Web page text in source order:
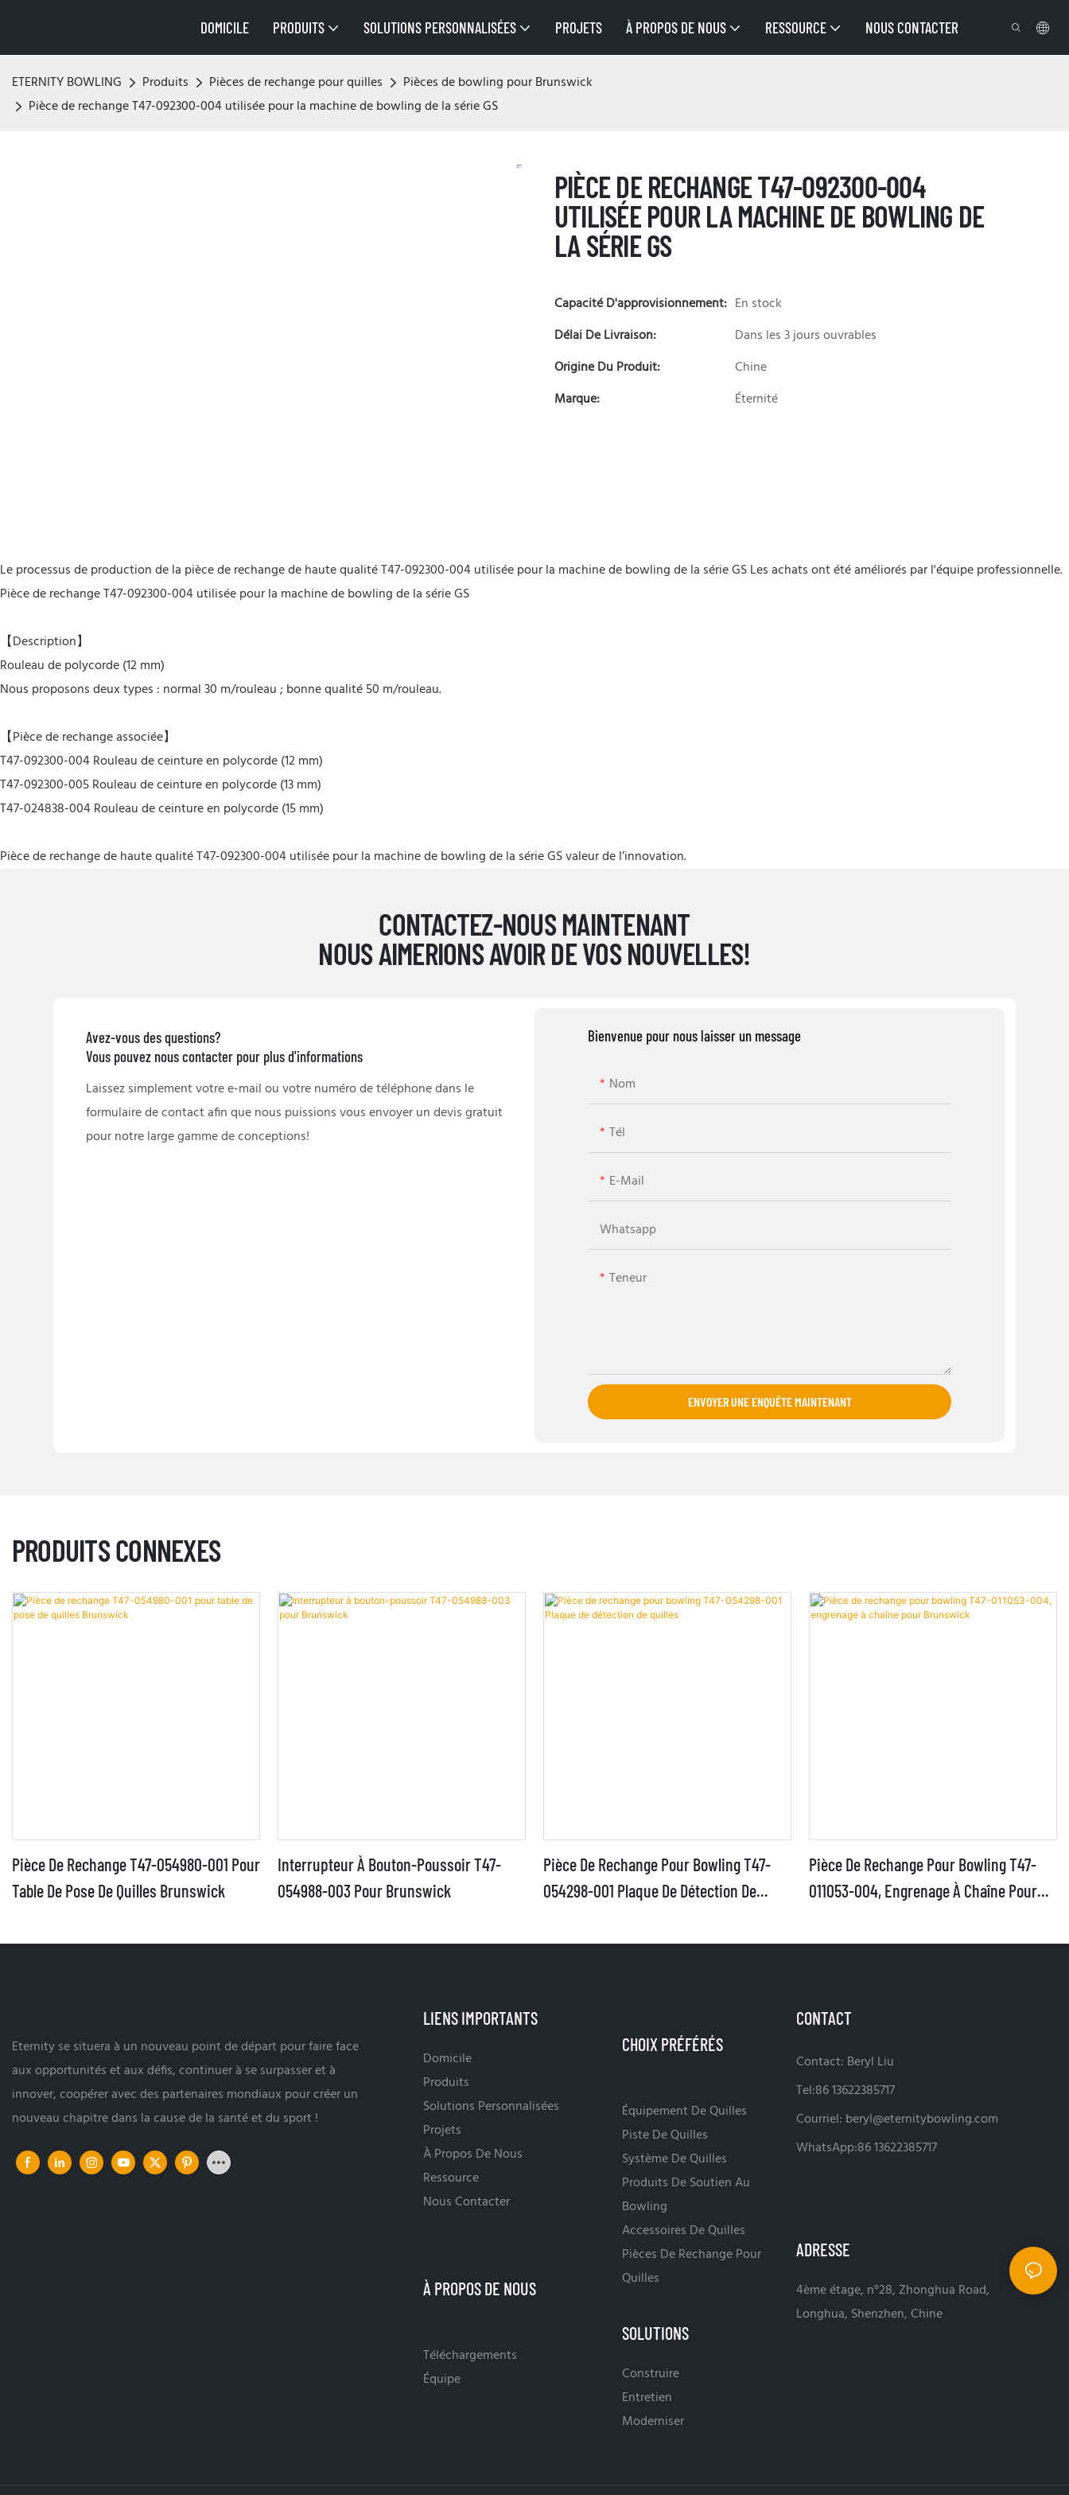
DOMICILE PRODUITS SOLUTIONS PERSONNALISÉES PROJETS À PROPOS DE NOUS RESSOURCE NOUS CONTACTER
ETERNITY BOWLING Produits Pièces de rechange pour quilles
Pièces de bowling pour Brunswick
Pièce de rechange T47-092300-004 utilisée pour la machine de bowling de la série GS
PIÈCE DE RECHANGE T47-092300-004
UTILISÉE POUR LA MACHINE DE BOWLING DE
LA SÉRIE GS
Capacité D'approvisionnement: En stock
Délai De Livraison:
Dans les 3 jours ouvrables
Origine Du Produit:
Chine
Marque:
Éternité
Le processus de production de la pièce de rechange de haute qualité T47-092300-004 utilisée pour la machine de bowling de la série GS Les achats ont été améliorés par l'équipe professionnelle.
Pièce de rechange T47-092300-004 utilisée pour la machine de bowling de la série GS
【Description】
Rouleau de polycorde (12 mm)
Nous proposons deux types : normal 30 m/rouleau ; bonne qualité 50 m/rouleau.
【Pièce de rechange associée】
T47-092300-004 Rouleau de ceinture en polycorde (12 mm)
T47-092300-005 Rouleau de ceinture en polycorde (13 mm)
T47-024838-004 Rouleau de ceinture en polycorde (15 mm)
Pièce de rechange de haute qualité T47-092300-004 utilisée pour la machine de bowling de la série GS valeur de l’innovation.
CONTACTEZ-NOUS MAINTENANT
NOUS AIMERIONS AVOIR DE VOS NOUVELLES!
Avez-vous des questions?
Vous pouvez nous contacter pour plus d'informations
Laissez simplement votre e-mail ou votre numéro de téléphone dans le
formulaire de contact afin que nous puissions vous envoyer un devis gratuit
pour notre large gamme de conceptions!
Bienvenue pour nous laisser un message
Nom
Tél
E-Mail
Whatsapp
Teneur
ENVOYER UNE ENQUÊTE MAINTENANT
PRODUITS CONNEXES
Pièce De Rechange T47-054980-001 Pour
Table De Pose De Quilles Brunswick
Interrupteur À Bouton-Poussoir T47-
054988-003 Pour Brunswick
Pièce De Rechange Pour Bowling T47-
054298-001 Plaque De Détection De
Pièce De Rechange Pour Bowling T47-
011053-004, Engrenage À Chaîne Pour
Eternity se situera à un nouveau point de départ pour faire face
aux opportunités et aux défis, continuer à se surpasser et à
innover, coopérer avec des partenaires mondiaux pour créer un
nouveau chapitre dans la cause de la santé et du sport !
LIENS IMPORTANTS
Domicile
Produits
Solutions Personnalisées
Projets
À Propos De Nous
Ressource
Nous Contacter
À PROPOS DE NOUS
Téléchargements
Équipe
CHOIX PRÉFÉRÉS
Équipement De Quilles
Piste De Quilles
Système De Quilles
Produits De Soutien Au
Bowling
Accessoires De Quilles
Pièces De Rechange Pour
Quilles
SOLUTIONS
Construire
Entretien
Moderniser
CONTACT
Contact: Beryl Liu
Tel:86 13622385717
Courriel: beryl@eternitybowling.com
WhatsApp:86 13622385717
ADRESSE
4ème étage, n°28, Zhonghua Road,
Longhua, Shenzhen, Chine